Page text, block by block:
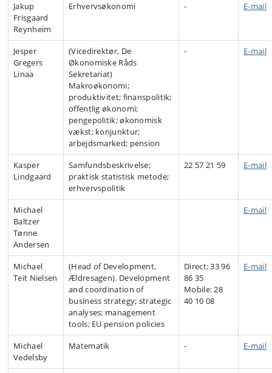
Jakup
Frisgaard
Reynheim
Erhvervsøkonomi - E-mail
Jesper
Gregers
Linaa
(Vicedirektør, De
Økonomiske Råds
Sekretariat)
Makroøkonomi;
produktivitet; finanspolitik;
offentlig økonomi;
pengepolitik; økonomisk
vækst; konjunktur;
arbejdsmarked; pension
- E-mail
Kasper
Lindgaard
Samfundsbeskrivelse;
praktisk statistisk metode;
erhvervspolitik
22 57 21 59 E-mail
Michael
Baltzer
Tønne
Andersen
E-mail
Michael
Teit Nielsen
(Head of Development,
Ældresagen). Development
and coordination of
business strategy; strategic
analyses; management
tools; EU pension policies
Direct: 33 96
86 35
Mobile: 28
40 10 08
E-mail
Michael
Vedelsby
Matematik - E-mail